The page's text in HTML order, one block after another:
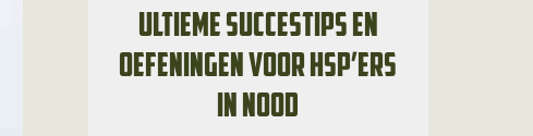
ultieme succestips en
oefeningen voor HSP’ers
in nood